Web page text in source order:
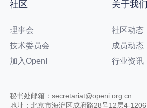
社区
理事会
技术委员会
加入OpenI
关于我们
社区动态
成员动态
行业资讯
秘书处邮箱：secretariat@openi.org.cn
地址：北京市海淀区成府路28号12层4-1206